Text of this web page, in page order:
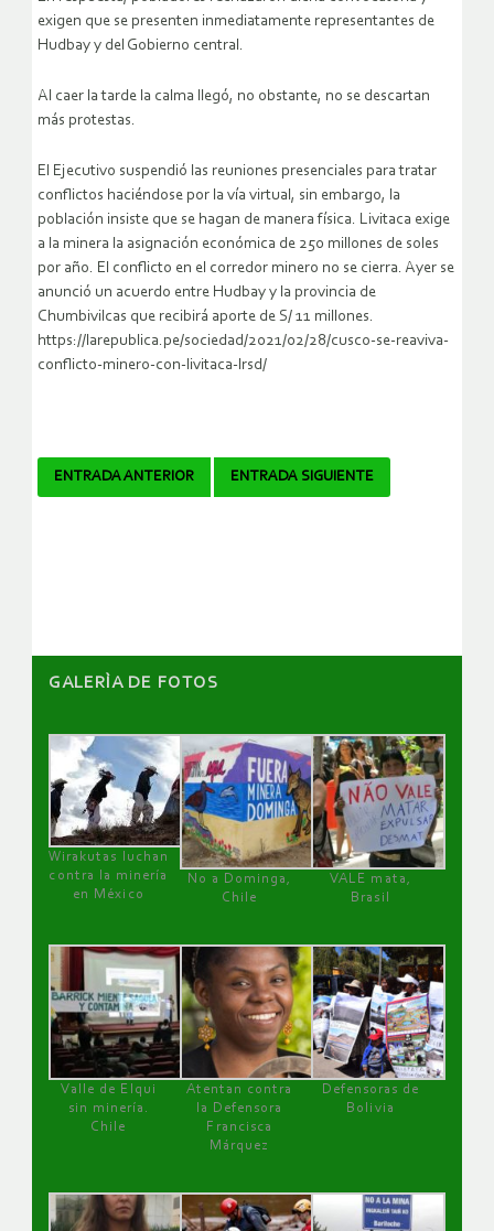
exigen que se presenten inmediatamente representantes de
Hudbay y del Gobierno central.
Al caer la tarde la calma llegó, no obstante, no se descartan
más protestas.
El Ejecutivo suspendió las reuniones presenciales para tratar
conflictos haciéndose por la vía virtual, sin embargo, la
población insiste que se hagan de manera física. Livitaca exige
a la minera la asignación económica de 250 millones de soles
por año. El conflicto en el corredor minero no se cierra. Ayer se
anunció un acuerdo entre Hudbay y la provincia de
Chumbivilcas que recibirá aporte de S/ 11 millones.
https://larepublica.pe/sociedad/2021/02/28/cusco-se-reaviva-
conflicto-minero-con-livitaca-lrsd/
Navegador
ENTRADA ANTERIOR ENTRADA SIGUIENTE
GALERÌA DE FOTOS
Wirakutas luchan
contra la minería
en México
No a Dominga,
Chile
VALE mata,
Brasil
Valle de Elqui
sin minería.
Chile
Atentan contra
la Defensora
Francisca
Márquez
Defensoras de
Bolivia